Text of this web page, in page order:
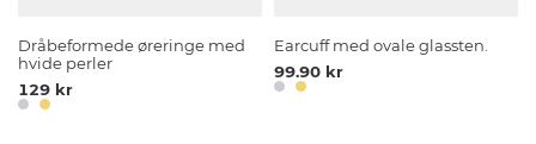
Dråbeformede øreringe med
hvide perler
129 kr
Earcuff med ovale glassten.
99.90 kr